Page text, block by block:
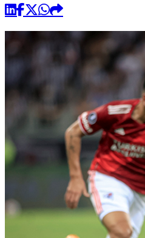
Universidad
Universidad
Política
Sustentabilidad
Comercial